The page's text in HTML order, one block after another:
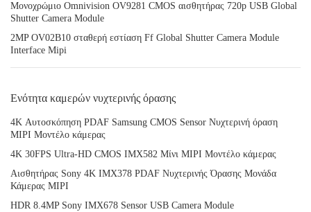
Μονοχρώμιο Omnivision OV9281 CMOS αισθητήρας 720p USB Global
Shutter Camera Module
2MP OV02B10 σταθερή εστίαση Ff Global Shutter Camera Module
Interface Mipi
Ενότητα καμερών νυχτερινής όρασης
4K Αυτοσκόπηση PDAF Samsung CMOS Sensor Νυχτερινή όραση
MIPI Μοντέλο κάμερας
4K 30FPS Ultra-HD CMOS IMX582 Μίνι MIPI Μοντέλο κάμερας
Αισθητήρας Sony 4K IMX378 PDAF Νυχτερινής Όρασης Μονάδα
Κάμερας MIPI
HDR 8.4MP Sony IMX678 Sensor USB Camera Module